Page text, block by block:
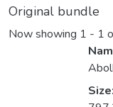
Original bundle
Now showing 1 - 1
Size: